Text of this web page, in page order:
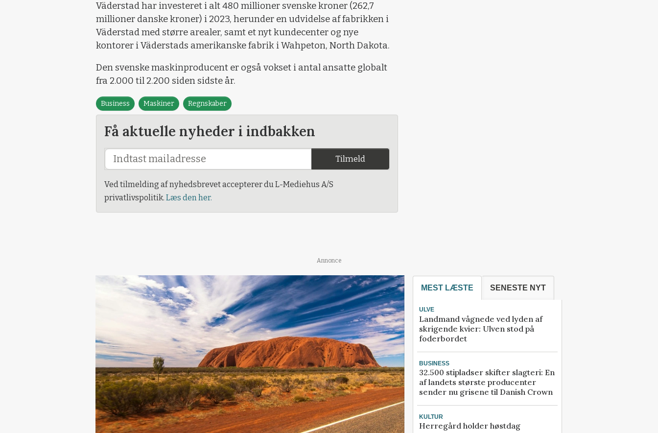
Väderstad har investeret i alt 480 millioner svenske kroner (262,7
millioner danske kroner) i 2023, herunder en udvidelse af fabrikken i
Väderstad med større arealer, samt et nyt kundecenter og nye
kontorer i Väderstads amerikanske fabrik i Wahpeton, North Dakota.
Den svenske maskinproducent er også vokset i antal ansatte globalt
fra 2.000 til 2.200 siden sidste år.
Business Maskiner Regnskaber
Få aktuelle nyheder i indbakken
Tilmeld
Ved tilmelding af nyhedsbrevet accepterer du L-Mediehus A/S
privatlivspolitik. Læs den her.
Annonce
MEST LÆSTE SENESTE NYT
ULVE
Landmand vågnede ved lyden af
skrigende kvier: Ulven stod på
foderbordet
BUSINESS
32.500 stipladser skifter slagteri: En
af landets største producenter
sender nu grisene til Danish Crown
KULTUR
Herregård holder høstdag